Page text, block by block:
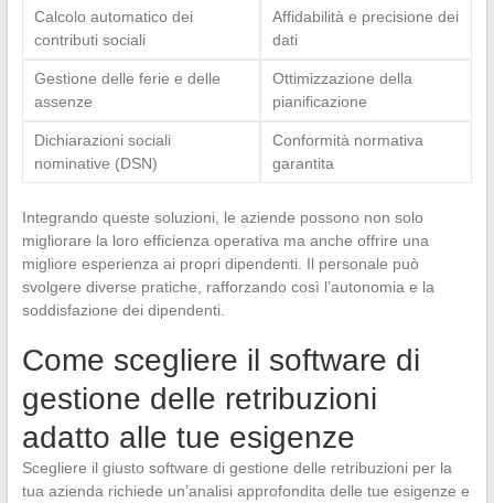
Calcolo automatico dei
contributi sociali
Affidabilità e precisione dei
dati
Gestione delle ferie e delle
assenze
Ottimizzazione della
pianificazione
Dichiarazioni sociali
nominative (DSN)
Conformità normativa
garantita
Integrando queste soluzioni, le aziende possono non solo
migliorare la loro efficienza operativa ma anche offrire una
migliore esperienza ai propri dipendenti. Il personale può
svolgere diverse pratiche, rafforzando così l’autonomia e la
soddisfazione dei dipendenti.
Come scegliere il software di
gestione delle retribuzioni
adatto alle tue esigenze
Scegliere il giusto software di gestione delle retribuzioni per la
tua azienda richiede un’analisi approfondita delle tue esigenze e